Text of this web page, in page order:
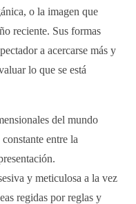
o la imagen que
reciente. Sus formas
a acercarse más y
lo que se está
del mundo
entre la
y meticulosa a la vez
regidas por reglas y